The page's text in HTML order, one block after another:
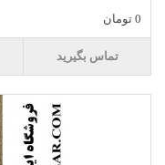
0 تومان
تماس بگیرید